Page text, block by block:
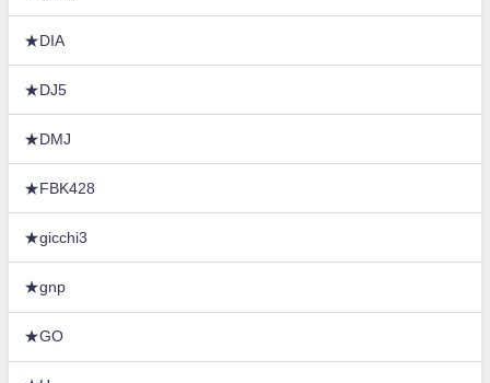
★DIA
★DJ5
★DMJ
★FBK428
★gicchi3
★gnp
★GO